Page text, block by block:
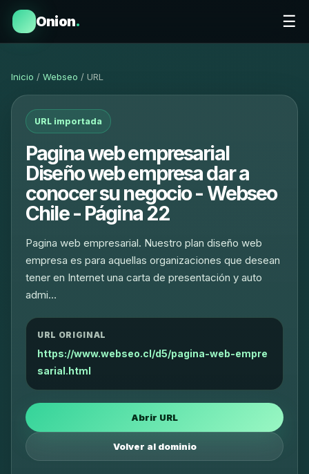
Onion. ☰
Inicio / Webseo / URL
URL importada
Pagina web empresarial
Diseño web empresa dar a
conocer su negocio - Webseo
Chile - Página 22
Pagina web empresarial. Nuestro plan diseño web
empresa es para aquellas organizaciones que desean
tener en Internet una carta de presentación y auto
admi…
URL ORIGINAL
https://www.webseo.cl/d5/pagina-web-empre
sarial.html
Abrir URL
Volver al dominio